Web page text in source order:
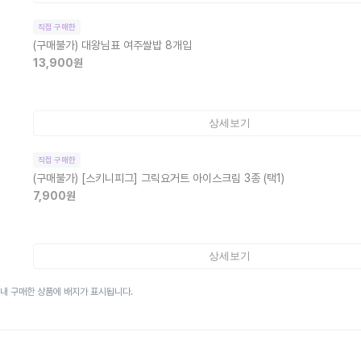
직접 구매한
(구매불가) 대왕님표 여주쌀밥 8개입
13,900원
상세보기
직접 구매한
(구매불가) [스키니피그] 그릭요거트 아이스크림 3종 (택1)
7,900원
상세보기
구매한 상품에 배지가 표시됩니다.